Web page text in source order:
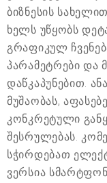
ბიზნესის
ხელს უწყობს
გრაფიკულ
პარამეტრები და
დაწკაპუნებით.
მუშაობას,
კონკრეტული
შესრულებას.
სჭირდებათ
ვერსია